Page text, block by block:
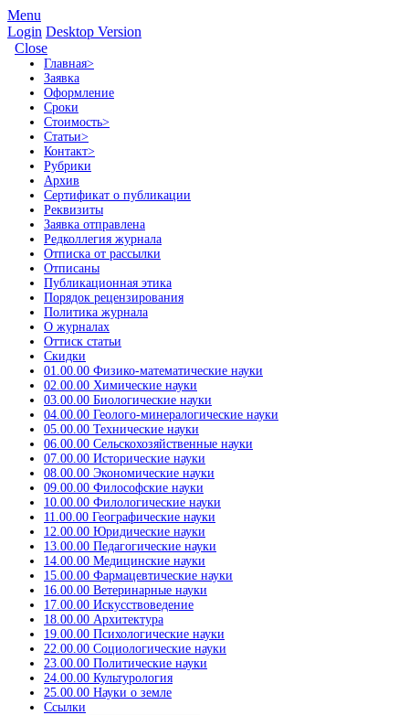
Menu
Login Desktop Version
Close
Главная>
Заявка
Оформление
Сроки
Стоимость>
Статьи>
Контакт>
Рубрики
Архив
Сертификат о публикации
Реквизиты
Заявка отправлена
Редколлегия журнала
Отписка от рассылки
Отписаны
Публикационная этика
Порядок рецензирования
Политика журнала
О журналах
Оттиск статьи
Скидки
01.00.00 Физико-математические науки
02.00.00 Химические науки
03.00.00 Биологические науки
04.00.00 Геолого-минералогические науки
05.00.00 Технические науки
06.00.00 Сельскохозяйственные науки
07.00.00 Исторические науки
08.00.00 Экономические науки
09.00.00 Философские науки
10.00.00 Филологические науки
11.00.00 Географические науки
12.00.00 Юридические науки
13.00.00 Педагогические науки
14.00.00 Медицинские науки
15.00.00 Фармацевтические науки
16.00.00 Ветеринарные науки
17.00.00 Искусствоведение
18.00.00 Архитектура
19.00.00 Психологические науки
22.00.00 Социологические науки
23.00.00 Политические науки
24.00.00 Культурология
25.00.00 Науки о земле
Ссылки